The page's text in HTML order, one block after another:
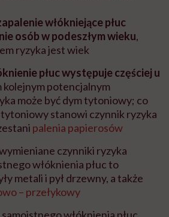
włókniejące płuc
osób w podeszłym wieku,
ryzyka jest wiek
płuc występuje częściej u
kolejnym potencjalnym
może być dym tytoniowy; co
stanowi czynnik ryzyka
palenia papierosów
czynniki ryzyka
włóknienia płuc to
metali i pył drzewny, a także
– przełykowy